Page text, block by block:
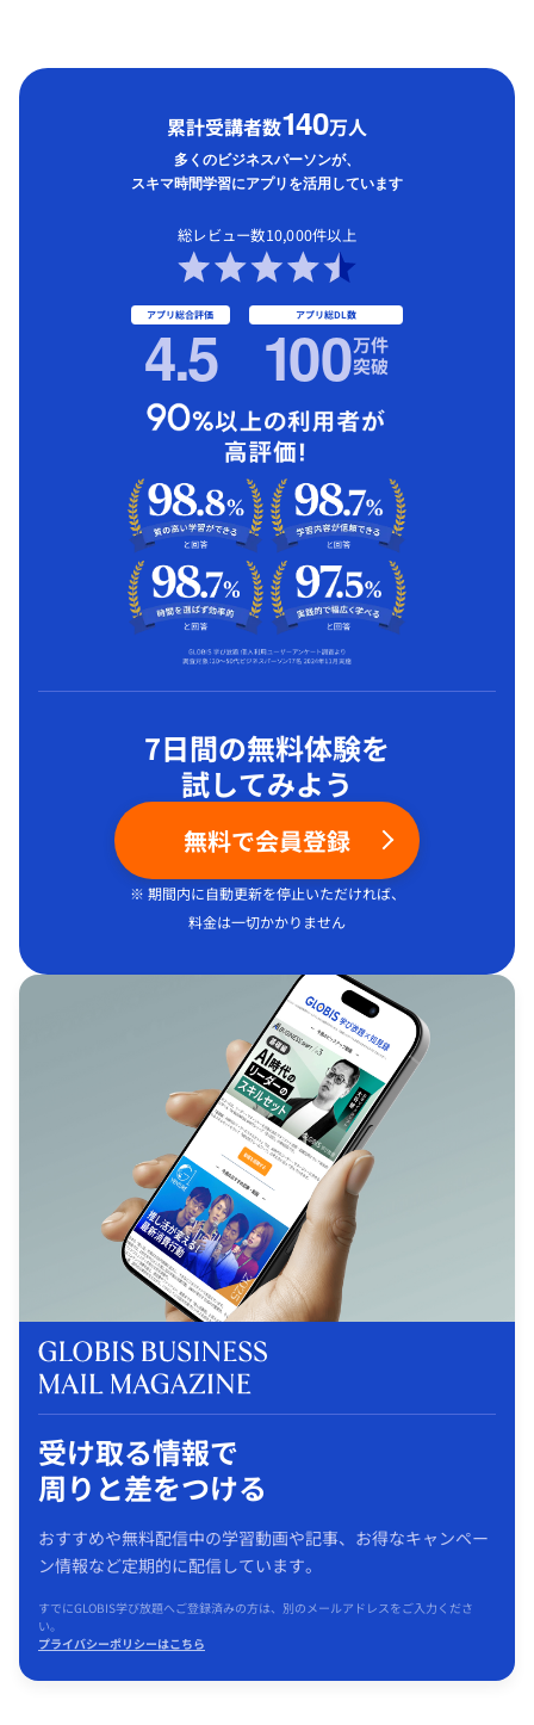
累計受講者数140万人
多くのビジネスパーソンが、
スキマ時間学習にアプリを活用しています
総レビュー数10,000件以上
アプリ総合評価
4.5 アプリ総DL数
100万件
突破
7日間の無料体験を
試してみよう
無料で会員登録
※ 期間内に自動更新を停止いただければ、
料金は一切かかりません
受け取る情報で
周りと差をつける
おすすめや無料配信中の学習動画や記事、お得なキャンペー
ン情報など定期的に配信しています。
すでにGLOBIS学び放題へご登録済みの方は、別のメールアドレスをご入力くださ
い。
プライバシーポリシーはこちら